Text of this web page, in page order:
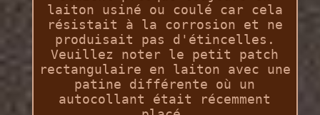
laiton usiné ou coulé car cela
résistait à la corrosion et ne
produisait pas d'étincelles.
Veuillez noter le petit patch
rectangulaire en laiton avec une
patine différente où un
autocollant était récemment